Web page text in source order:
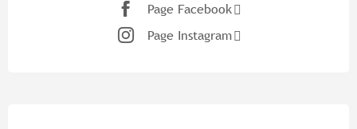
Page Facebook
Page Instagram